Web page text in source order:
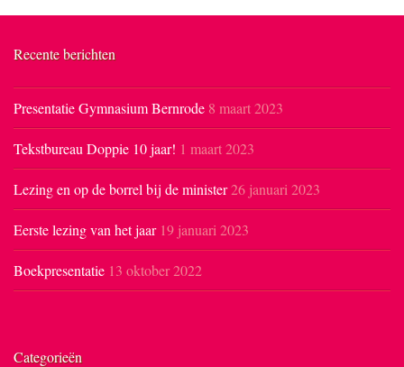
Recente berichten
Presentatie Gymnasium Bernrode 8 maart 2023
Tekstbureau Doppie 10 jaar! 1 maart 2023
Lezing en op de borrel bij de minister26 januari 2023
Eerste lezing van het jaar 19 januari 2023
Boekpresentatie 13 oktober 2022
Categorieën